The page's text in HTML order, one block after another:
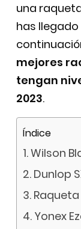
una
has
mejores
tengan
2023.
Índice
Wilson
Dunlop
Yonex